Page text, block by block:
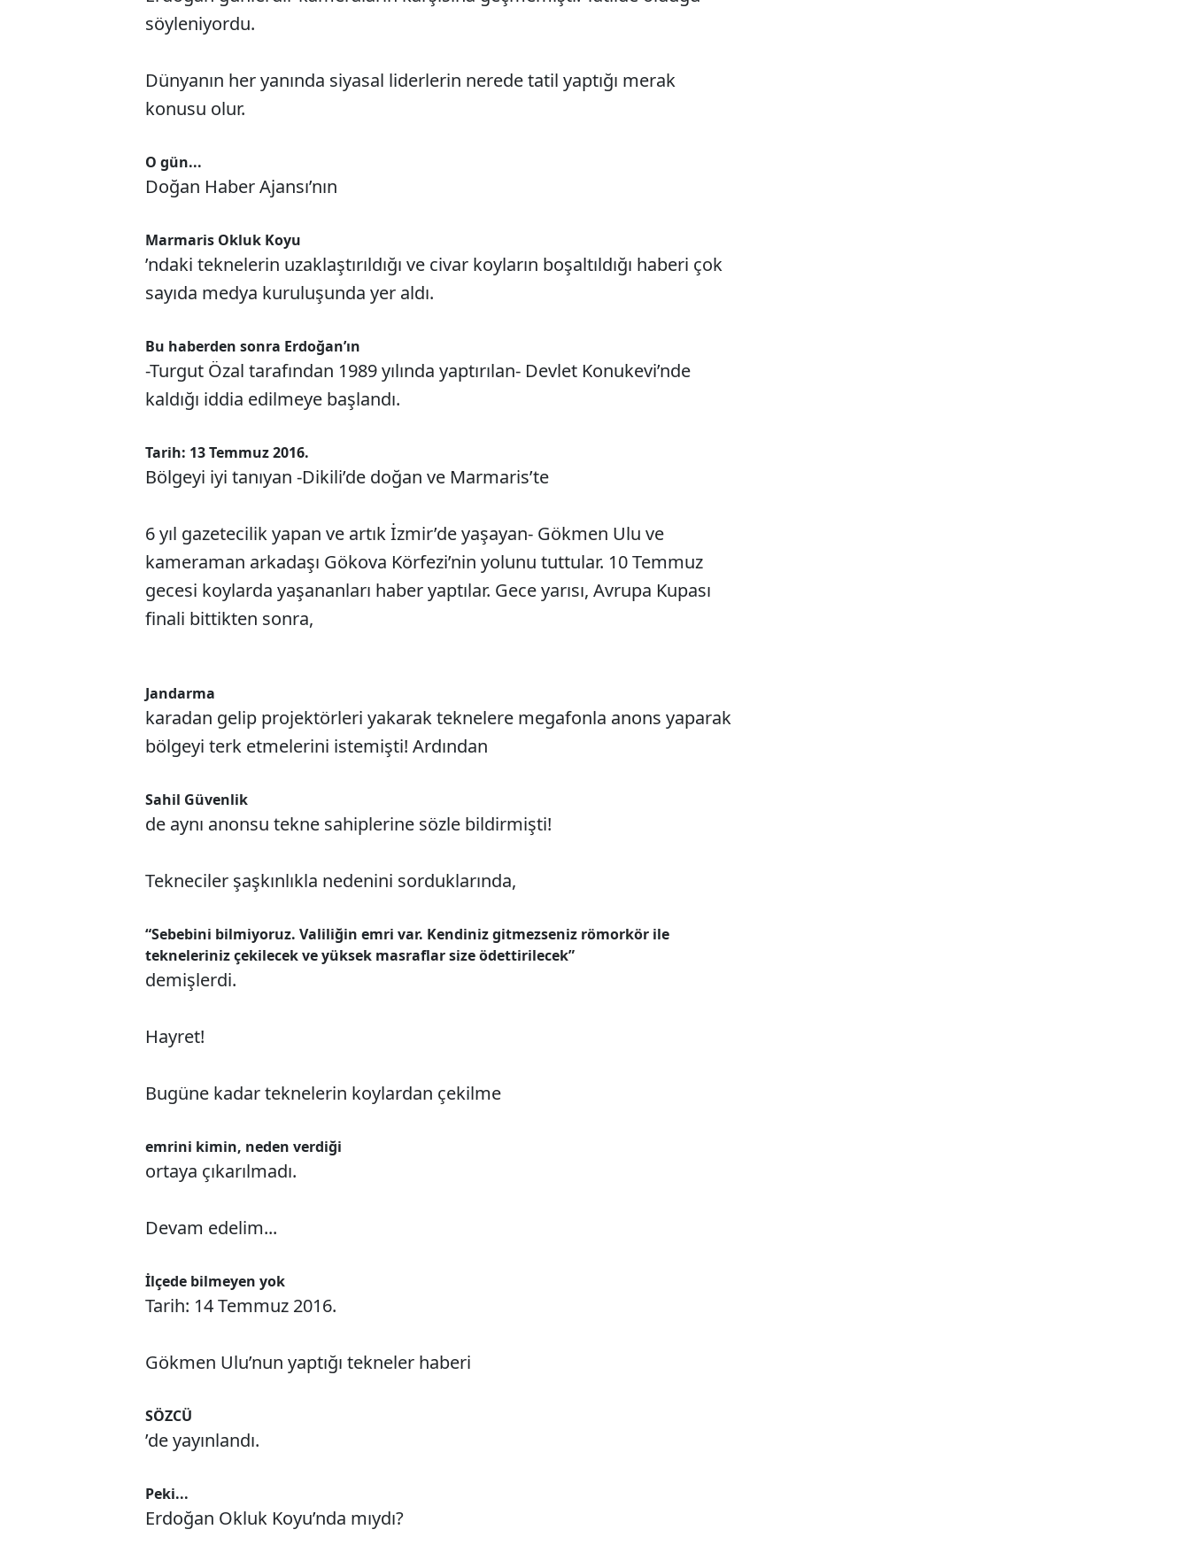
söyleniyordu.
Dünyanın her yanında siyasal liderlerin nerede tatil yaptığı merak
konusu olur.
O gün...
Doğan Haber Ajansı’nın
Marmaris Okluk Koyu
’ndaki teknelerin uzaklaştırıldığı ve civar koyların boşaltıldığı haberi çok
sayıda medya kuruluşunda yer aldı.
Bu haberden sonra Erdoğan’ın
-Turgut Özal tarafından 1989 yılında yaptırılan- Devlet Konukevi’nde
kaldığı iddia edilmeye başlandı.
Tarih: 13 Temmuz 2016.
Bölgeyi iyi tanıyan -Dikili’de doğan ve Marmaris’te
6 yıl gazetecilik yapan ve artık İzmir’de yaşayan- Gökmen Ulu ve
kameraman arkadaşı Gökova Körfezi’nin yolunu tuttular. 10 Temmuz
gecesi koylarda yaşananları haber yaptılar. Gece yarısı, Avrupa Kupası
finali bittikten sonra,
Jandarma
karadan gelip projektörleri yakarak teknelere megafonla anons yaparak
bölgeyi terk etmelerini istemişti! Ardından
Sahil Güvenlik
de aynı anonsu tekne sahiplerine sözle bildirmişti!
Tekneciler şaşkınlıkla nedenini sorduklarında,
“Sebebini bilmiyoruz. Valiliğin emri var. Kendiniz gitmezseniz römorkör ile
tekneleriniz çekilecek ve yüksek masraflar size ödettirilecek”
demişlerdi.
Hayret!
Bugüne kadar teknelerin koylardan çekilme
emrini kimin, neden verdiği
ortaya çıkarılmadı.
Devam edelim...
İlçede bilmeyen yok
Tarih: 14 Temmuz 2016.
Gökmen Ulu’nun yaptığı tekneler haberi
SÖZCÜ
’de yayınlandı.
Peki...
Erdoğan Okluk Koyu’nda mıydı?